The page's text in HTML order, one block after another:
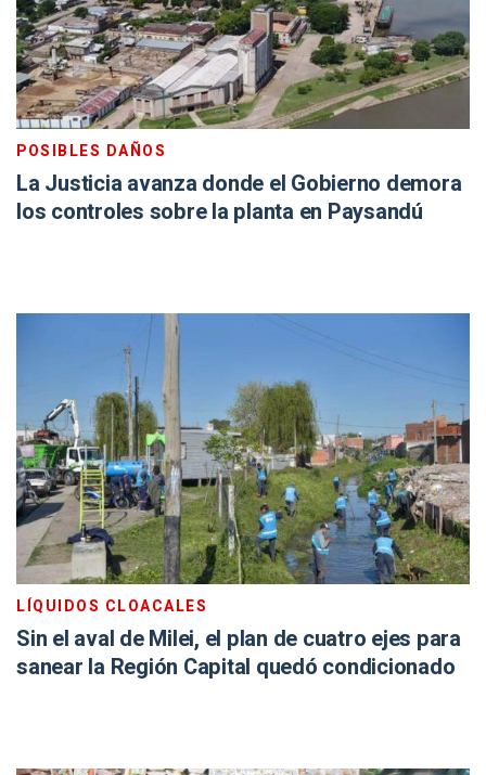
POSIBLES DAÑOS
La Justicia avanza donde el Gobierno demora
los controles sobre la planta en Paysandú
LÍQUIDOS CLOACALES
Sin el aval de Milei, el plan de cuatro ejes para
sanear la Región Capital quedó condicionado